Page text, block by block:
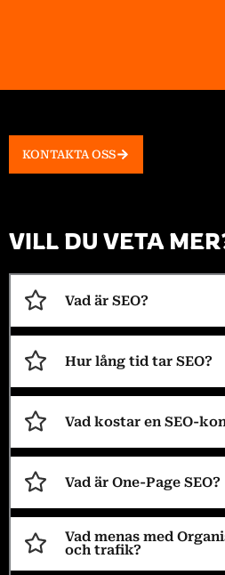
KONTAKTA OSS
VILL DU VETA
Vad är SEO?
Hur lång tid tar SEO?
Vad kostar en SEO-
Vad är One-Page SEO?
Vad menas med
och trafik?